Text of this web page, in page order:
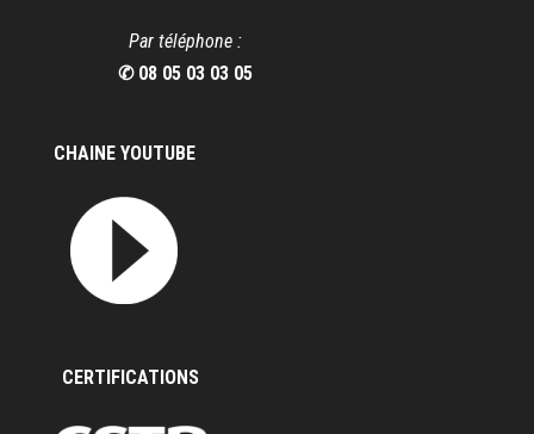
Par téléphone :
✆ 08 05 03 03 05
CHAINE YOUTUBE
CERTIFICATIONS